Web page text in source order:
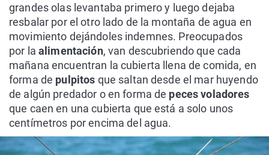
grandes olas levantaba primero y luego dejaba
resbalar por el otro lado de la montaña de agua en
movimiento dejándoles indemnes. Preocupados
por la alimentación, van descubriendo que cada
mañana encuentran la cubierta llena de comida, en
forma de pulpitos que saltan desde el mar huyendo
de algún predador o en forma de peces voladores
que caen en una cubierta que está a solo unos
centímetros por encima del agua.